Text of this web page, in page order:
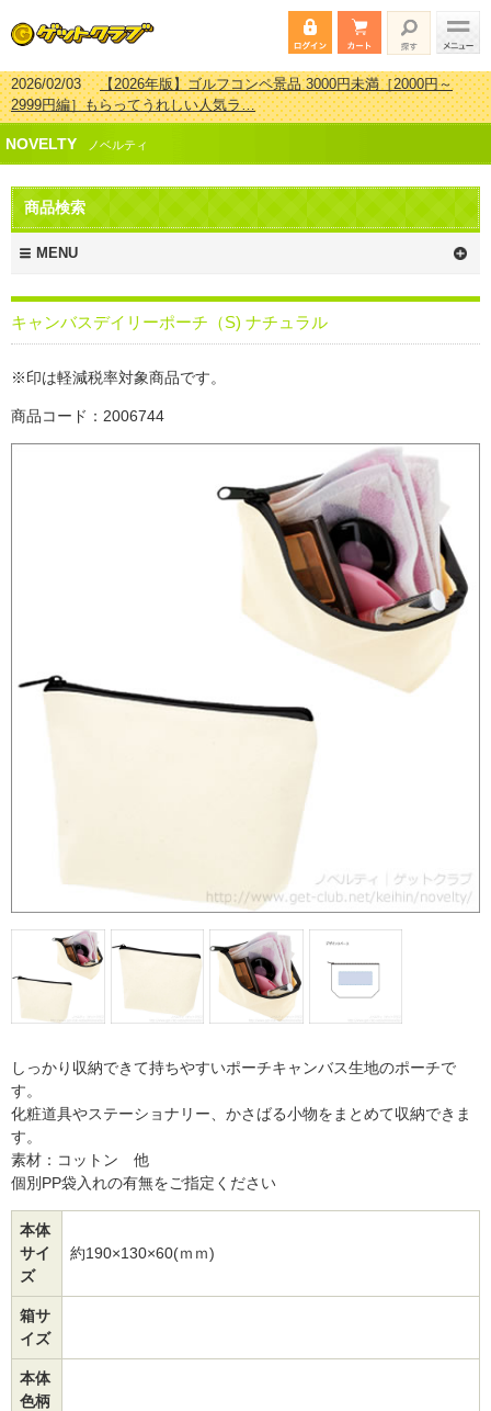
【2026年版】ゴルフコンペ景品 3000円未満［2000円～
2999円編］もらってうれしい人気ラ…
2026/07/15【2026年版】ビンゴゲーム景品おすすめ金額別人気ランキ
ング 更新しました！
2026/04/03
新しました！
NOVELTY ノベルティ
商品検索
MENU
キャンバスデイリーポーチ（S) ナチュラル
※印は軽減税率対象商品です。
商品コード：2006744
しっかり収納できて持ちやすいポーチキャンバス生地のポーチで
す。
化粧道具やステーショナリー、かさばる小物をまとめて収納できま
す。
素材：コットン 他
個別PP袋入れの有無をご指定ください
本体
サイ
ズ
約190×130×60(ｍｍ)
箱サ
イズ
本体
色柄